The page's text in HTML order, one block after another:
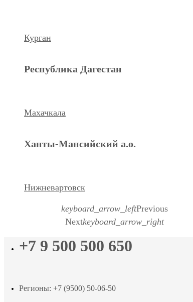
Курган
Республика Дагестан
Махачкала
Ханты-Мансийский а.о.
Нижневартовск
keyboard_arrow_leftPrevious
Nextkeyboard_arrow_right
+7 9 500 500 650
Регионы: +7 (9500) 50-06-50